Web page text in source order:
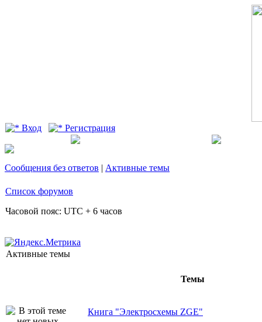
Вход Регистрация
Сообщения без ответов | Активные темы
Список форумов
Часовой пояс: UTC + 6 часов
Активные темы
Темы
Книга "Электросхемы ZGE"